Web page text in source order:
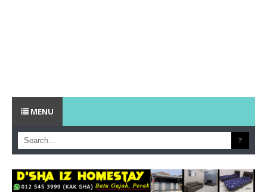
MENU